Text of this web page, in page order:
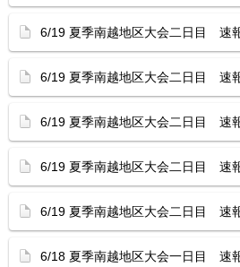
6/19 夏季南越地区大会二日目 速
6/19 夏季南越地区大会二日目 速
6/19 夏季南越地区大会二日目
6/19 夏季南越地区大会二日目 速
6/19 夏季南越地区大会二日目 速
6/18 夏季南越地区大会一日目 速